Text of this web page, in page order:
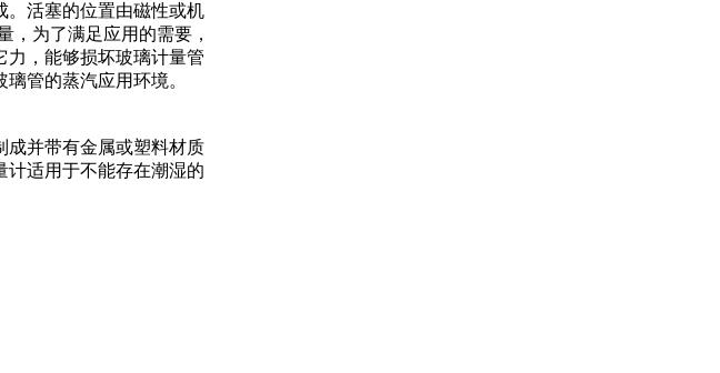
。活塞的位置由磁性或机
，为了满足应用的需要，
力，能够损坏玻璃计量管
管的蒸汽应用环境。
成并带有金属或塑料材质
计适用于不能存在潮湿的